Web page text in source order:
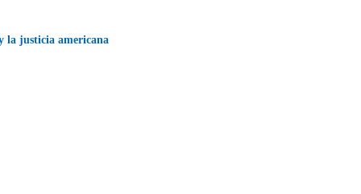
la justicia americana